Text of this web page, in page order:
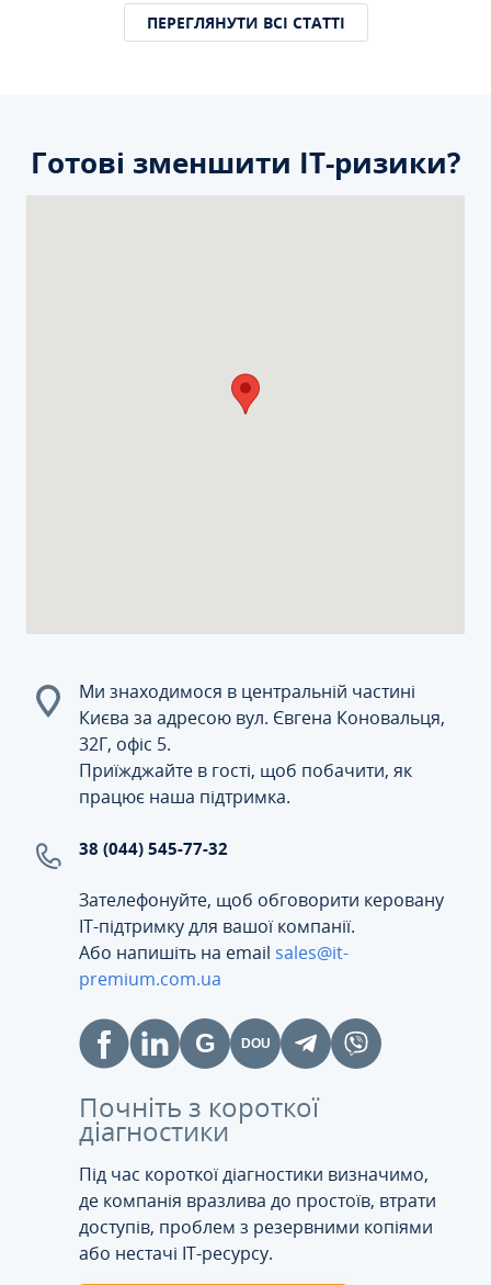
ПЕРЕГЛЯНУТИ ВСІ СТАТТІ
Готові зменшити ІТ-ризики?
Ми знаходимося в центральній частині
Києва за адресою вул. Євгена Коновальця,
32Г, офіс 5.
Приїжджайте в гості, щоб побачити, як
працює наша підтримка.
38 (044) 545-77-32
Зателефонуйте, щоб обговорити керовану
ІТ-підтримку для вашої компанії.
Або напишіть на email sales@it-
premium.com.ua
Почніть з короткої
діагностики
Під час короткої діагностики визначимо,
де компанія вразлива до простоїв, втрати
доступів, проблем з резервними копіями
або нестачі IT-ресурсу.